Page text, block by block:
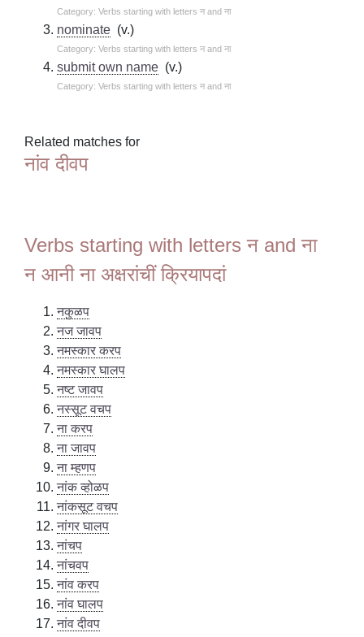
Category: Verbs starting with letters न and ना
nominate (v.)
Category: Verbs starting with letters न and ना
submit own name (v.)
Category: Verbs starting with letters न and ना
Related matches for
नांव दीवप
Verbs starting with letters न and ना
न आनी ना अक्षरांचीं क्रियापदां
नकुळप
नज जावप
नमस्कार करप
नमस्कार घालप
नष्ट जावप
नस्सूट वचप
ना करप
ना जावप
ना म्हणप
नांक व्होळप
नांकसूट वचप
नांगर घालप
नांचप
नांचवप
नांव करप
नांव घालप
नांव दीवप